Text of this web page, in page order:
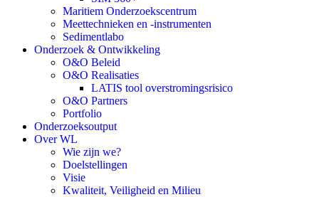
Maritiem Onderzoekscentrum
Meettechnieken en -instrumenten
Sedimentlabo
Onderzoek & Ontwikkeling
O&O Beleid
O&O Realisaties
LATIS tool overstromingsrisico
O&O Partners
Portfolio
Onderzoeksoutput
Over WL
Wie zijn we?
Doelstellingen
Visie
Kwaliteit, Veiligheid en Milieu